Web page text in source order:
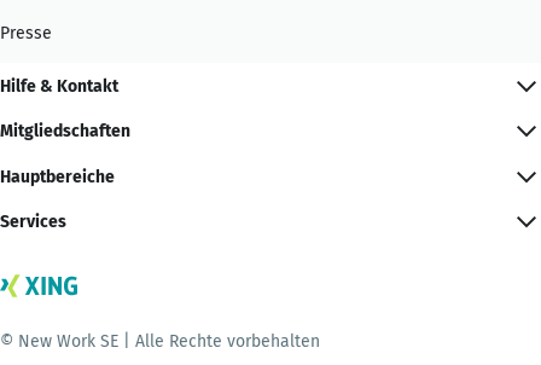
Presse
Hilfe & Kontakt
Mitgliedschaften
Hauptbereiche
Services
© New Work SE | Alle Rechte vorbehalten